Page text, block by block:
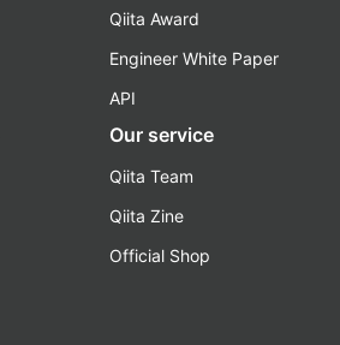
Qiita Award
Engineer White Paper
API
Our service
Qiita Team
Qiita Zine
Official Shop